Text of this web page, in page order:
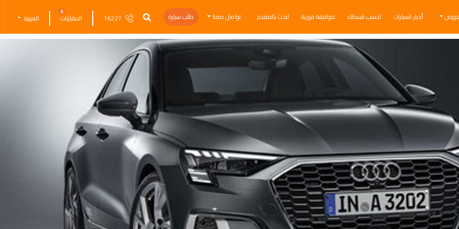
أخبار السيارات احسب قسطك موافقة فورية ابحث بالمقدم تواصل معنا طلب سيارة 16227 المقارنات
0
العربية